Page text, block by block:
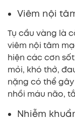
Viêm nội
Tụ cầu vàng là
viêm nội tâm
hiện các cơn
mỏi, khó thở,
nặng có thể
nhồi máu não,
Nhiễm